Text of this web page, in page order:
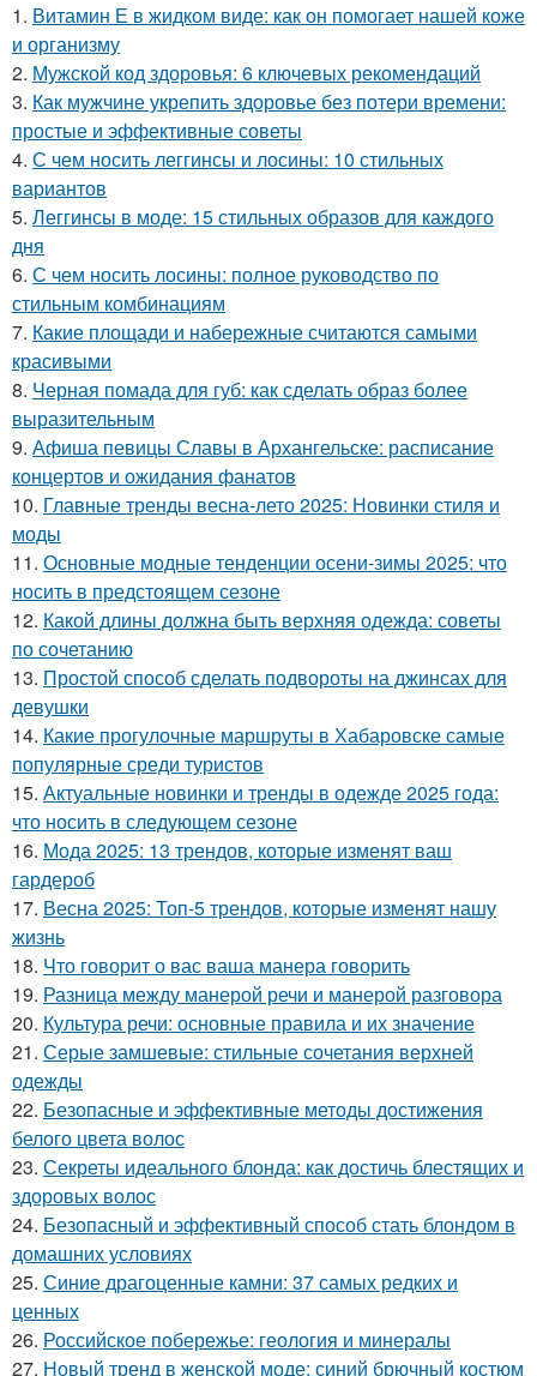
1. Витамин Е в жидком виде: как он помогает нашей коже
и организму
2. Мужской код здоровья: 6 ключевых рекомендаций
3. Как мужчине укрепить здоровье без потери времени:
простые и эффективные советы
4. С чем носить леггинсы и лосины: 10 стильных
вариантов
5. Леггинсы в моде: 15 стильных образов для каждого
дня
6. С чем носить лосины: полное руководство по
стильным комбинациям
7. Какие площади и набережные считаются самыми
красивыми
8. Черная помада для губ: как сделать образ более
выразительным
9. Афиша певицы Славы в Архангельске: расписание
концертов и ожидания фанатов
10. Главные тренды весна-лето 2025: Новинки стиля и
моды
11. Основные модные тенденции осени-зимы 2025: что
носить в предстоящем сезоне
12. Какой длины должна быть верхняя одежда: советы
по сочетанию
13. Простой способ сделать подвороты на джинсах для
девушки
14. Какие прогулочные маршруты в Хабаровске самые
популярные среди туристов
15. Актуальные новинки и тренды в одежде 2025 года:
что носить в следующем сезоне
16. Мода 2025: 13 трендов, которые изменят ваш
гардероб
17. Весна 2025: Топ-5 трендов, которые изменят нашу
жизнь
18. Что говорит о вас ваша манера говорить
19. Разница между манерой речи и манерой разговора
20. Культура речи: основные правила и их значение
21. Серые замшевые: стильные сочетания верхней
одежды
22. Безопасные и эффективные методы достижения
белого цвета волос
23. Секреты идеального блонда: как достичь блестящих и
здоровых волос
24. Безопасный и эффективный способ стать блондом в
домашних условиях
25. Синие драгоценные камни: 37 самых редких и
ценных
26. Российское побережье: геология и минералы
27. Новый тренд в женской моде: синий брючный костюм